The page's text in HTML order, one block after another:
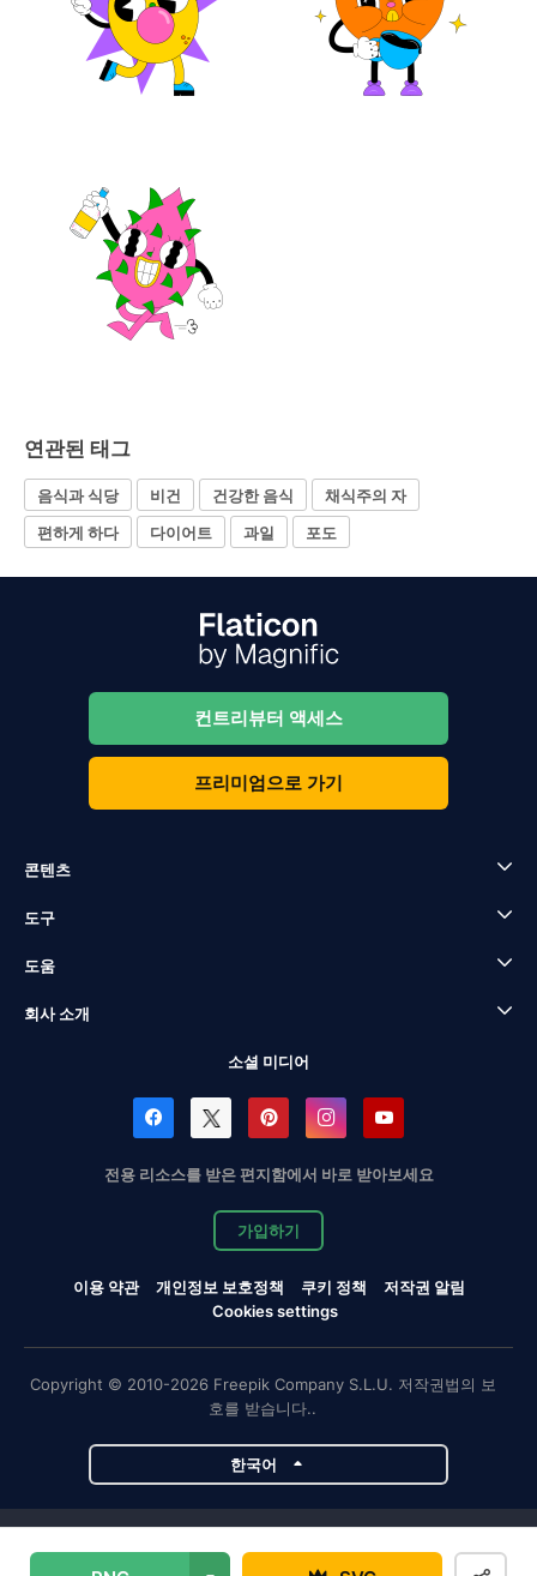
연관된 태그
음식과 식당 비건 건강한 음식
채식주의 자
편하게 하다
다이어트 과일 포도
컨트리뷰터 액세스
프리미엄으로 가기
콘텐츠
도구
도움
회사 소개
소셜 미디어
전용 리소스를 받은 편지함에서 바로 받아보세요
가입하기
이용 약관 개인정보 보호정책 쿠키 정책
저작권 알림
Cookies settings
Copyright © 2010-2026 Freepik Company S.L.U. 저작권법의 보
호를 받습니다..
한국어